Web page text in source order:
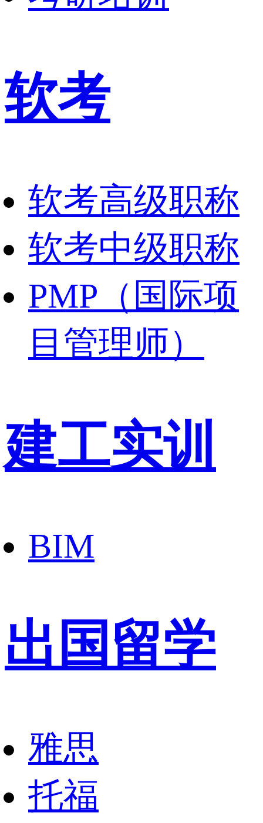
软考
软考高级职称
软考中级职称
PMP（国际项
目管理师）
建工实训
BIM
出国留学
雅思
托福